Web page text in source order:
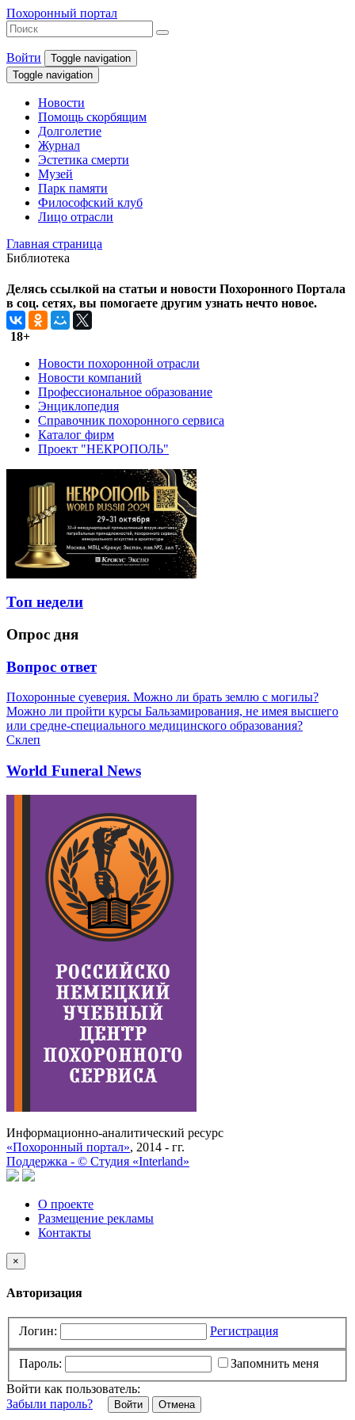
Похоронный портал
Войти
Toggle navigation
Toggle navigation
Новости
Помощь скорбящим
Долголетие
Журнал
Эстетика смерти
Музей
Парк памяти
Философский клуб
Лицо отрасли
Главная страница
Библиотека
Делясь ссылкой на статьи и новости Похоронного Портала
в соц. сетях, вы помогаете другим узнать нечто новое.
18+
Новости похоронной отрасли
Новости компаний
Профессиональное образование
Энциклопедия
Справочник похоронного сервиса
Каталог фирм
Проект "НЕКРОПОЛЬ"
Топ недели
Опрос дня
Вопрос ответ
Похоронные суеверия. Можно ли брать землю с могилы?
Можно ли пройти курсы Бальзамирования, не имея высшего
или средне-специального медицинского образования?
Склеп
World Funeral News
Информационно-аналитический ресурс
«Похоронный портал», 2014 - гг.
Поддержка - © Cтудия «Interland»
О проекте
Размещение рекламы
Контакты
×
Авторизация
Логин: Регистрация
Пароль:
Запомнить меня
Войти как пользователь:
Забыли пароль?
Отмена